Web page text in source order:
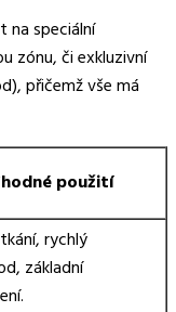
na speciální
zónu, či exkluzivní
přičemž vše má
použití
rychlý
základní